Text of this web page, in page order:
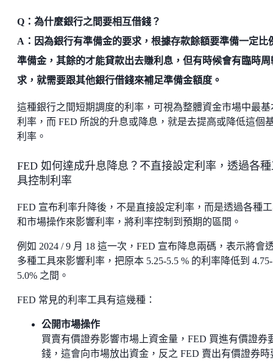
Q：為什麼銀行之間要相互借錢？
A：因為銀行有準備金的要求，根據存款餘額要準備一定比
準備金，其餘的才能貸款出去賺利息，但有時候會有臨時周
求，就需要跟其他銀行借錢來補足準備金額度。
這種銀行之間短期調度的利率，可視為整體資金市場中最基
利率，而 FED 所說的升息或降息，就是去提高或降低這個
利率。
FED 如何達成升息降息？不直接設定利率，透過各
具控制利率
FED 宣布利率升降後，不是直接設定利率，而是透過各種
和市場操作來影響利率，將利率控制到預期的區間。
例如 2024 / 9 月 18 這一次，FED 宣布降息兩碼，表示將會
多種工具來影響利率，把原本 5.25-5.5 % 的利率降低到 4.75-
5.0% 之間。
FED 常見的利率工具有這幾種：
公開市場操作
買賣有價證券影響市場上資金量，FED 買進有價證券
錢，這會向市場放出資金，反之 FED 賣出有價證券時